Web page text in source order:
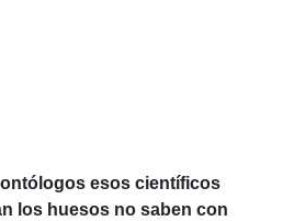
esos científicos
los huesos no saben con